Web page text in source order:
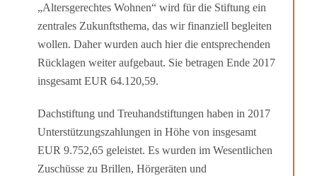
„Altersgerechtes Wohnen“ wird für die Stiftung ein
zentrales Zukunftsthema, das wir finanziell begleiten
wollen. Daher wurden auch hier die entsprechenden
Rücklagen weiter aufgebaut. Sie betragen Ende 2017
insgesamt EUR 64.120,59.
Dachstiftung und Treuhandstiftungen haben in 2017
Unterstützungszahlungen in Höhe von insgesamt
EUR 9.752,65 geleistet. Es wurden im Wesentlichen
Zuschüsse zu Brillen, Hörgeräten und